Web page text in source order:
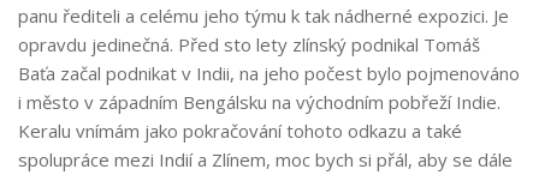
panu řediteli a celému jeho týmu k tak nádherné expozici. Je
opravdu jedinečná. Před sto lety zlínský podnikal Tomáš
Baťa začal podnikat v Indii, na jeho počest bylo pojmenováno
i město v západním Bengálsku na východním pobřeží Indie.
Keralu vnímám jako pokračování tohoto odkazu a také
spolupráce mezi Indií a Zlínem, moc bych si přál, aby se dále